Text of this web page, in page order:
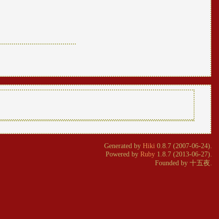
Generated by Hiki 0.8.7 (2007-06-24).
Powered by Ruby1.8.7 (2013-06-27).
Founded by 十五夜.